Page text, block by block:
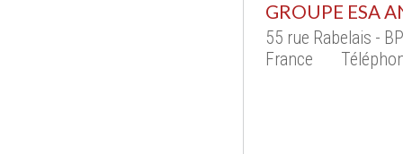
GROUPE ESA
55 rue Rabelais -
France